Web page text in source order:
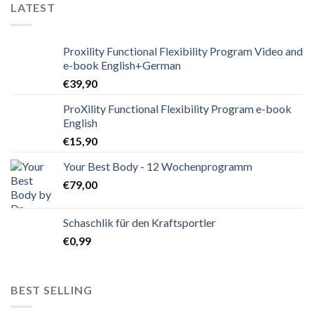
LATEST
Proxility Functional Flexibility Program Video and
e-book English+German
€39,90
ProXility Functional Flexibility Program e-book
English
€15,90
Your Best Body - 12 Wochenprogramm
€79,00
Schaschlik für den Kraftsportler
€0,99
BEST SELLING